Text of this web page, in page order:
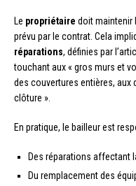
Le propriétaire doit maintenir
prévu par le contrat. Cela
réparations, définies par
touchant aux « gros murs et
des couvertures entières, aux
clôture ».
En pratique, le bailleur est
Des réparations affectant
Du remplacement des